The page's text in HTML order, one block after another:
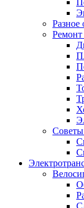
Разное
Советы